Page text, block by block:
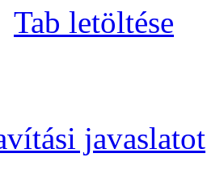
Tab letöltése
javaslatot